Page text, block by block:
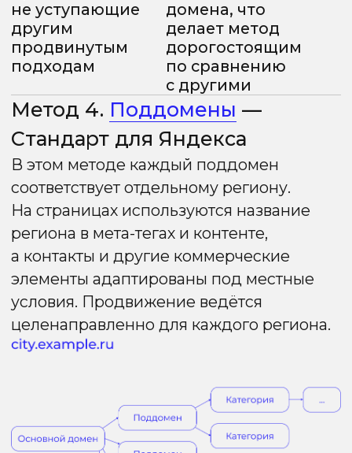
Архитектура: физически создаются и
поддомены, и папки.
Управление индексацией:
Для Google:вrobots.txtподдоменов
устанавливается (илиX-
Robots-Tag: noindex). Google
индексирует только папки на
Для Яндекс:в robots.txtосновного
домена закрываются папки/msk/
/spb/. Яндекс индексирует и
ранжирует поддомены.
Преимущества
компетенции
команды
Сохраняет
преимущества
Высокий риск
технических